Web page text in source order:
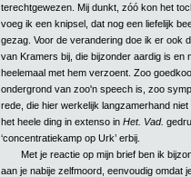
terechtgewezen. Mij dunkt, zóó kon het
voeg ik een knipsel, dat nog een liefelijk
gezag. Voor de verandering doe ik er ook
van Kramers bij, die bijzonder aardig is en
heelemaal met hem verzoent. Zoo
ondergrond van zoo'n speech is, zoo
rede, die hier werkelijk langzamerhand
het heele ding in extenso in Het. Vad.
‘concentratiekamp op Urk’ erbij.
Met je reactie op mijn brief ben ik
aan je nabije zelfmoord, eenvoudig omdat